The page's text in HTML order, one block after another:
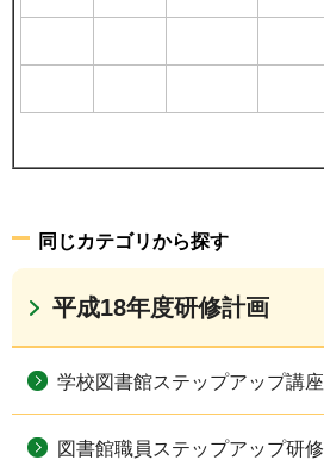
同じカテゴリから探す
平成18年度研修計画
学校図書館ステップアップ講座
図書館職員ステップアップ研修